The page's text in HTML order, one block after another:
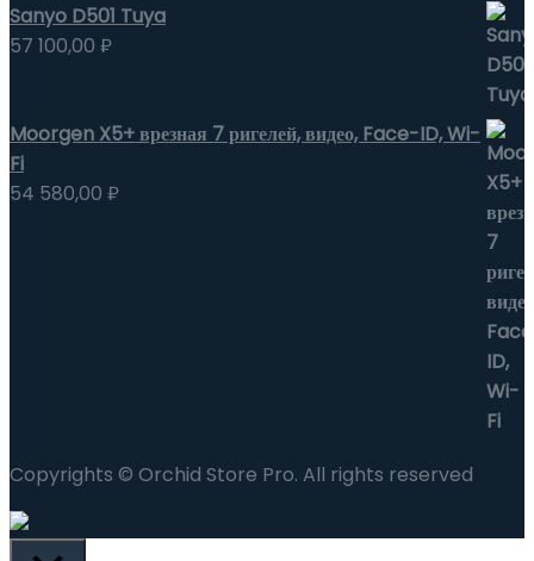
Sanyo D501 Tuya
57 100,00 ₽
Moorgen X5+ врезная 7 ригелей, видео, Face-ID, Wi-
Fi
54 580,00 ₽
Copyrights © Orchid Store Pro. All rights reserved